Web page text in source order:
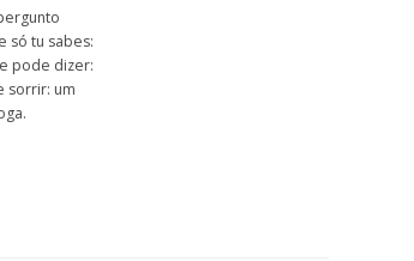
só tu sabes:
pode dizer:
sorrir: um